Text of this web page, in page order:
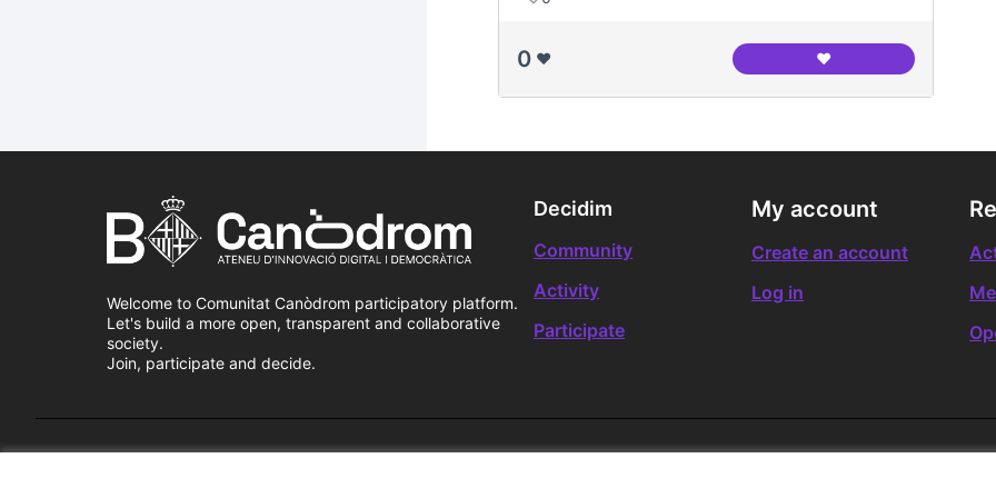
0 ❤️ ❤️Petit Indi (2009, Marc
Welcome to Comunitat Canòdrom participatory platform.
Let's build a more open, transparent and collaborative
society.
Join, participate and decide.
Decidim
Community
Activity
Participate
My account
Create an account
Log in